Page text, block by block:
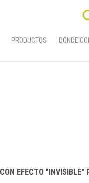
PRODUCTOS DÓNDE
EFECTO